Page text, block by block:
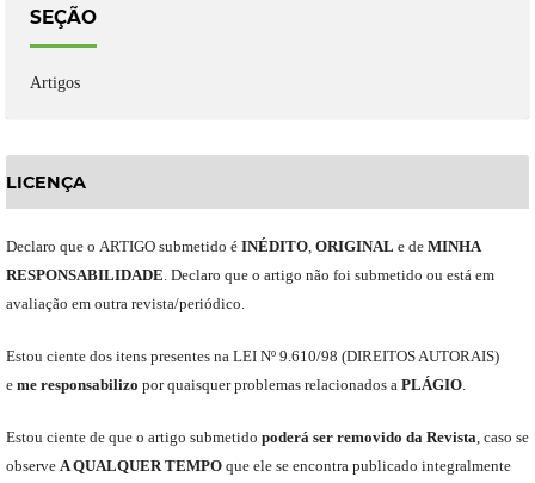
SEÇÃO
Artigos
LICENÇA
Declaro que o ARTIGO submetido é INÉDITO, ORIGINAL ede MINHA
RESPONSABILIDADE Declaro que o artigo não foi submetido ou está em
avaliação em outra revista/periódico.
Estou ciente dos itens presentes na LEI Nº 9.610/98 (DIREITOS AUTORAIS)
e meresponsabilizo por quaisquer problemas relacionados a PLÁGIO.
Estou ciente de que o artigo submetido poderá ser removido da Revista caso se
observe A QUALQUER TEMPOque elese encontra publicado integralmente